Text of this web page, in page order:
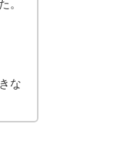
。
な